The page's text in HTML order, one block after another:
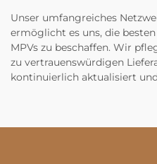
Unser umfangreiches
ermöglicht es uns, die
MPVs zu beschaffen. Wir
zu vertrauenswürdigen
kontinuierlich aktualisiert